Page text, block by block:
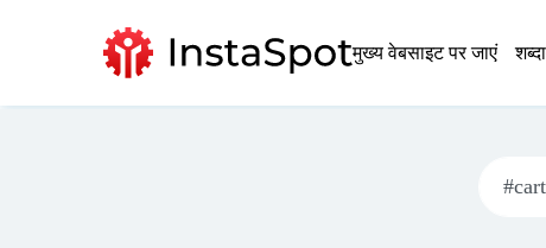
मुख्य वेबसाइट पर जाएं